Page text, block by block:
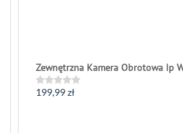
Zewnętrzna Kamera Obrotowa Ip
Rated
199,99zł